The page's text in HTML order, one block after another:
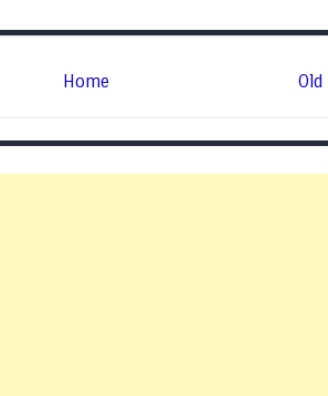
Old
Home